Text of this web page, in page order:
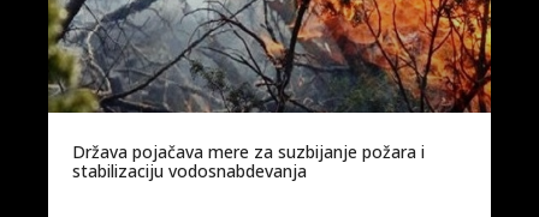
Država pojačava mere za suzbijanje požara i
stabilizaciju vodosnabdevanja